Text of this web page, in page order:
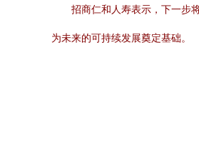
招商仁和人寿表示，下一步
为未来的可持续发展奠定基础。